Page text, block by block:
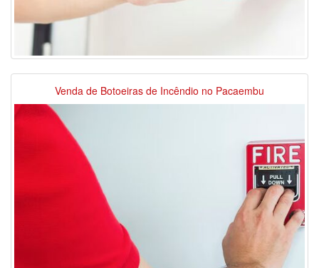
Venda de Botoeiras de Incêndio no Pacaembu